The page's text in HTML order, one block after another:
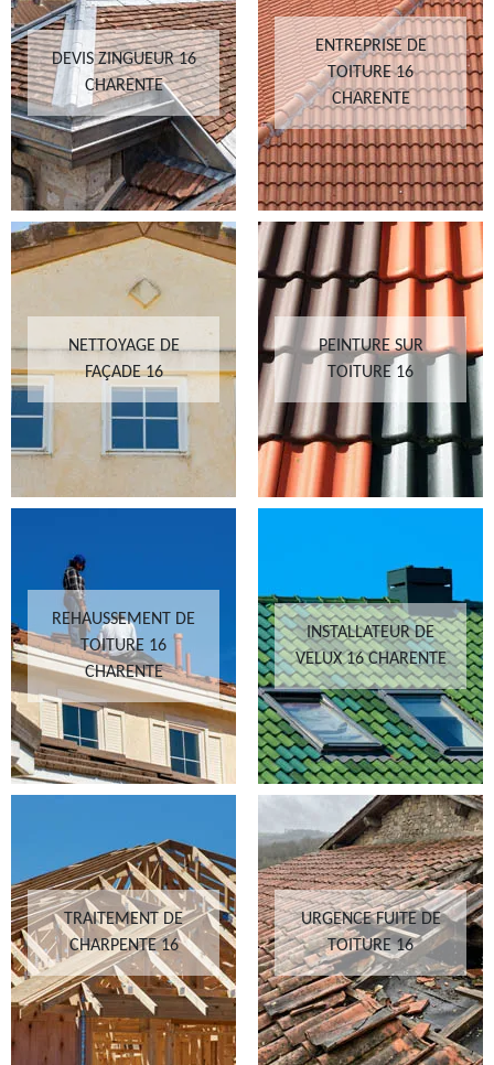
DEVIS ZINGUEUR 16
CHARENTE
ENTREPRISE DE
TOITURE 16
CHARENTE
NETTOYAGE DE
FAÇADE 16
PEINTURE SUR
TOITURE 16
REHAUSSEMENT DE
TOITURE 16
CHARENTE
INSTALLATEUR DE
VELUX 16 CHARENTE
TRAITEMENT DE
CHARPENTE 16
URGENCE FUITE DE
TOITURE 16